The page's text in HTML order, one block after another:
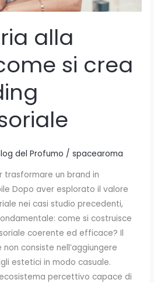
alla
si crea
del Profumo /spacearoma
un brand in
Dopo aver esplorato il valore
nei casi studio precedenti,
come si costruisce
coerente ed efficace? Il
consiste nell’aggiungere
estetici in modo casuale.
percettivo capace di